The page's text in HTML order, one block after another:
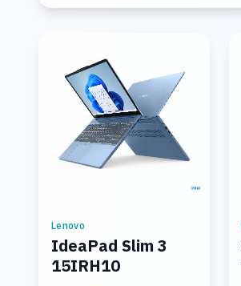
Lenovo
IdeaPad Slim 3
15IRH10